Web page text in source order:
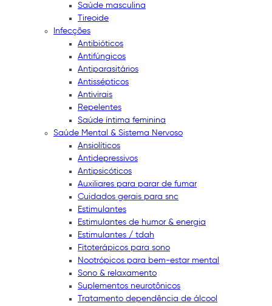
Saúde masculina
Tireoide
Infecções
Antibióticos
Antifúngicos
Antiparasitários
Antissépticos
Antivirais
Repelentes
Saúde íntima feminina
Saúde Mental & Sistema Nervoso
Ansiolíticos
Antidepressivos
Antipsicóticos
Auxiliares para parar de fumar
Cuidados gerais para snc
Estimulantes
Estimulantes de humor & energia
Estimulantes / tdah
Fitoterápicos para sono
Nootrópicos para bem-estar mental
Sono & relaxamento
Suplementos neurotônicos
Tratamento dependência de álcool